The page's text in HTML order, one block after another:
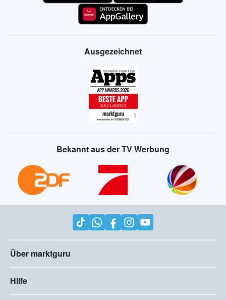
Ausgezeichnet
Bekannt aus der TV Werbung
Über marktguru
Hilfe